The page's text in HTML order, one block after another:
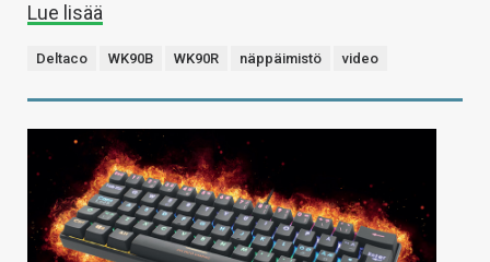
Lue lisää
Deltaco WK90B WK90R näppäimistö video